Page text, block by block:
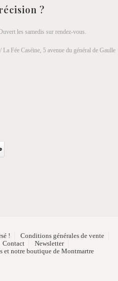
?
les samedis sur rendez-vous.
Fée Caséine, 5 avenue du général de Gaulle
!
Conditions générales de vente
Contact
Newsletter
et notre boutique de Montmartre